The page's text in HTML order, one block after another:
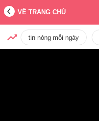
VỀ TRANG CHỦ
tin nóng mỗi ngày